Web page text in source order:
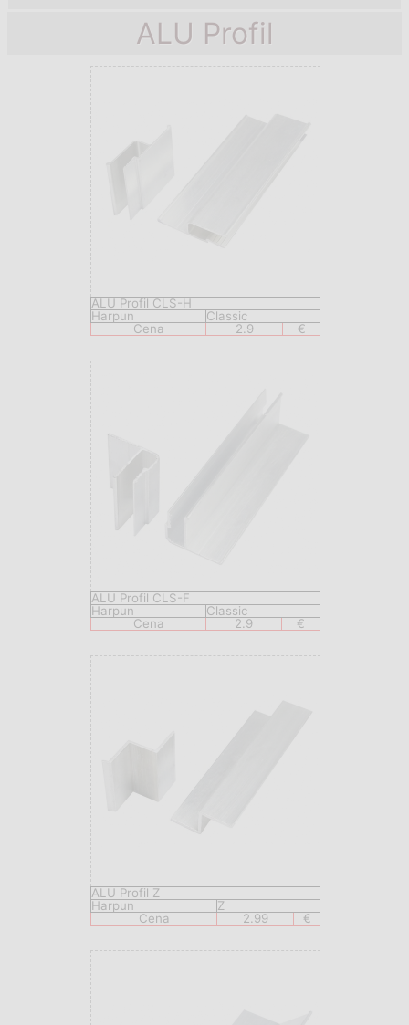
ALU Profil
ALU Profil CLS-H
Harpun
Classic
Cena
2.9 €
ALU Profil CLS-F
Harpun
Classic
Cena
2.9 €
ALU Profil Z
Harpun
Z
Cena
2.99 €